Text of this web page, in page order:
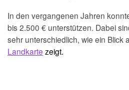
In den vergangenen Jahren
bis 2.500 € unterstützen. Dabei
sehr unterschiedlich, wie ein Blick
Landkarte zeigt.